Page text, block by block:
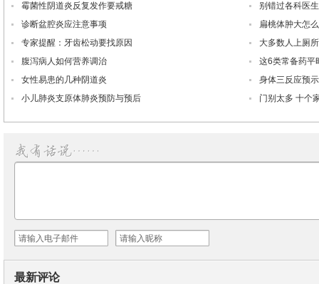
霉菌性阴道炎反复发作要戒糖
诊断盆腔炎应注意事项
专家提醒：牙齿松动要找原因
腹泻病人如何营养调治
女性易患的几种阴道炎
小儿肺炎支原体肺炎预防与预后
别错过各科医
扁桃体肿大怎
大多数人上厕
这6类常备药平
身体三反应预
门别太多 十个
最新评论